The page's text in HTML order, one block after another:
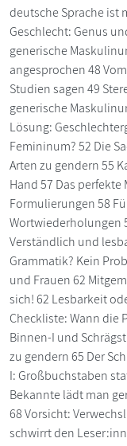
deutsche Sprache ist
Geschlecht: Genus
generische
angesprochen 48
Studien sagen 49
generische
Lösung:
Femininum? 52 Die
Arten zu gendern 55
Hand 57 Das
Formulierungen 58
Wortwiederholungen
Verständlich und
Grammatik? Kein
und Frauen 62
sich! 62 Lesbarkeit
Checkliste: Wann die
Binnen-I und
zu gendern 65 Der
I: Großbuchstaben
Bekannte lädt man
68 Vorsicht:
schwirrt den